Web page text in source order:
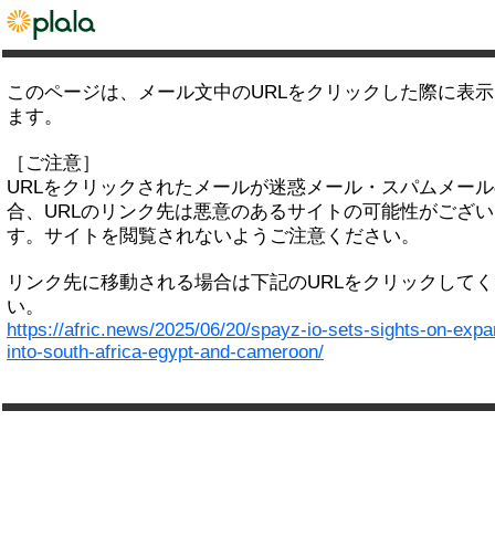
このページは、メール文中のURLをクリックした際に表
ます。
［ご注意］
URLをクリックされたメールが迷惑メール・スパムメー
合、URLのリンク先は悪意のあるサイトの可能性がござ
す。サイトを閲覧されないようご注意ください。
リンク先に移動される場合は下記のURLをクリックして
い。
https://afric.news/2025/06/20/spayz-io-sets-sights-on-
into-south-africa-egypt-and-cameroon/